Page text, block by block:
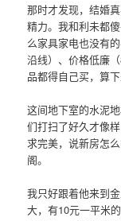
那时才发现，结婚
精力。我和利未都
么家具家电也没有
沿线）、价格低廉
品都得自己买，算
这间地下室的水泥
们打扫了好久才像
求完美，说新房怎
阁。
我只好跟着他来到
大，有10元一平米